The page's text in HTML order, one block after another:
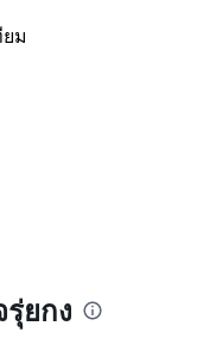
ม
ยกง